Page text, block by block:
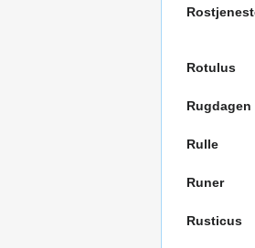
Rotulus
Rugdagen
Rulle
Runer
Rusticus